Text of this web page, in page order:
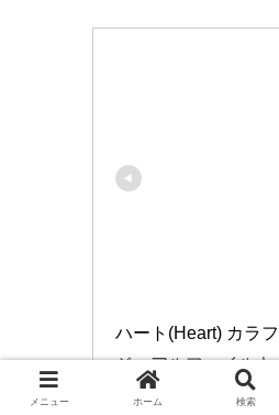
ハート(Heart) カラ
ジュアルファイルキ
X販売/8個セット]
メニュー ホーム 検索